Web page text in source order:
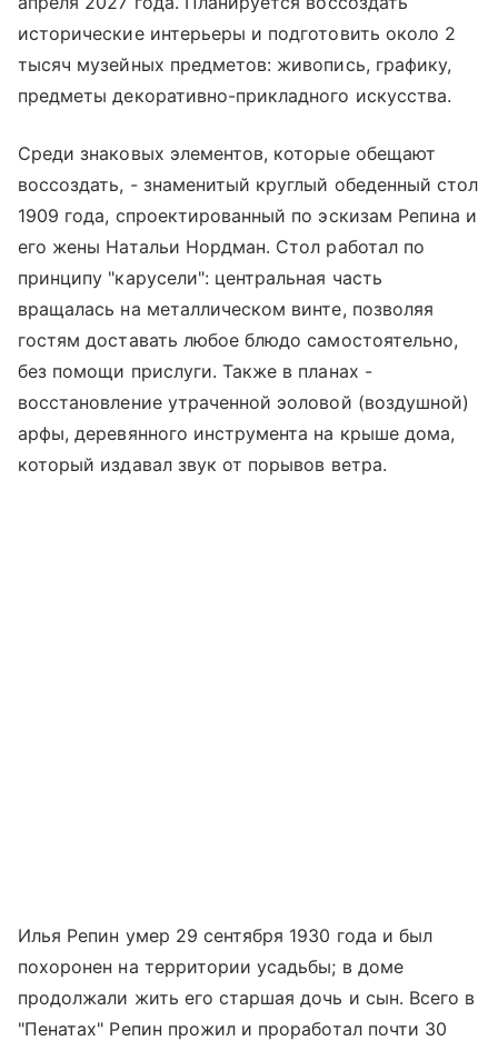
исторические интерьеры и подготовить около 2
тысяч музейных предметов: живопись, графику,
предметы декоративно-прикладного искусства.
Среди знаковых элементов, которые обещают
воссоздать, - знаменитый круглый обеденный стол
1909 года, спроектированный по эскизам Репина и
его жены Натальи Нордман. Стол работал по
принципу "карусели": центральная часть
вращалась на металлическом винте, позволяя
гостям доставать любое блюдо самостоятельно,
без помощи прислуги. Также в планах -
восстановление утраченной эоловой (воздушной)
арфы, деревянного инструмента на крыше дома,
который издавал звук от порывов ветра.
Илья Репин умер 29 сентября 1930 года и был
похоронен на территории усадьбы; в доме
продолжали жить его старшая дочь и сын. Всего в
"Пенатах" Репин прожил и проработал почти 30